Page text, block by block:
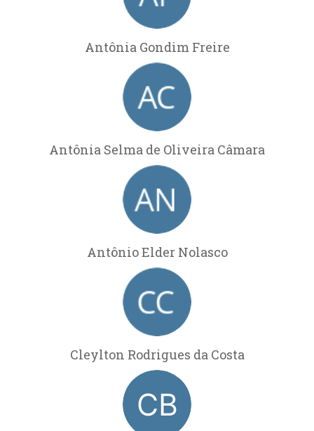
Antônia Gondim Freire
Antônia Selma de Oliveira Câmara
Antônio Elder Nolasco
Cleylton Rodrigues da Costa